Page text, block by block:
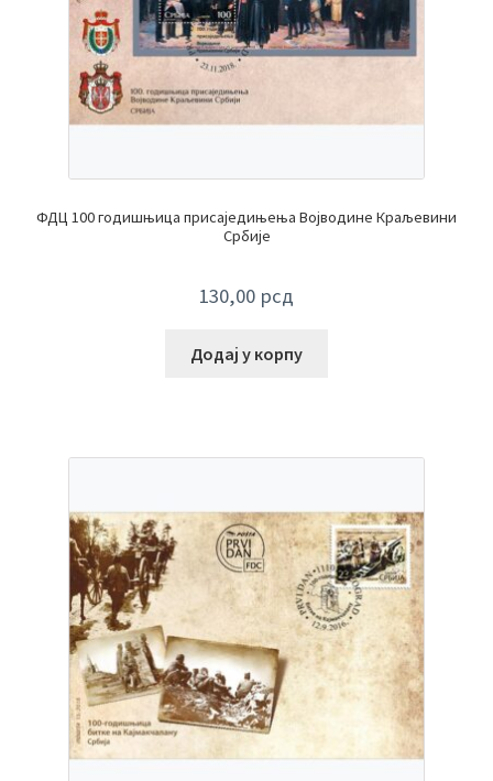
ФДЦ 100 годишњица присаједињења Војводине Краљевини
Србије
130,00 рсд
Додај у корпу